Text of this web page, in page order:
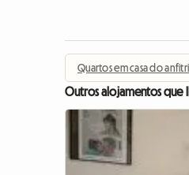
Quartos em casa do
Outros alojamentos que